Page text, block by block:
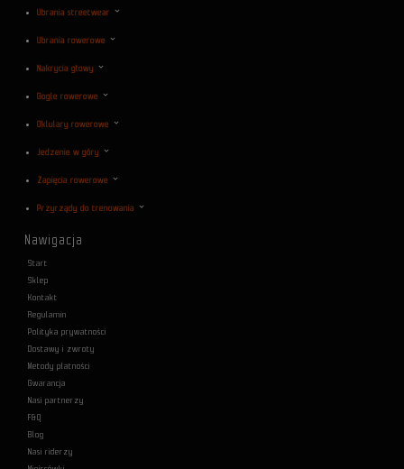
Ubrania streetwear
Ubrania rowerowe
Nakrycia głowy
Gogle rowerowe
Oklulary rowerowe
Jedzenie w góry
Zapięcia rowerowe
Przyrządy do trenowania
Nawigacja
Start
Sklep
Kontakt
Regulamin
Polityka prywatności
Dostawy i zwroty
Metody płatności
Gwarancja
Nasi partnerzy
F&Q
Blog
Nasi riderzy